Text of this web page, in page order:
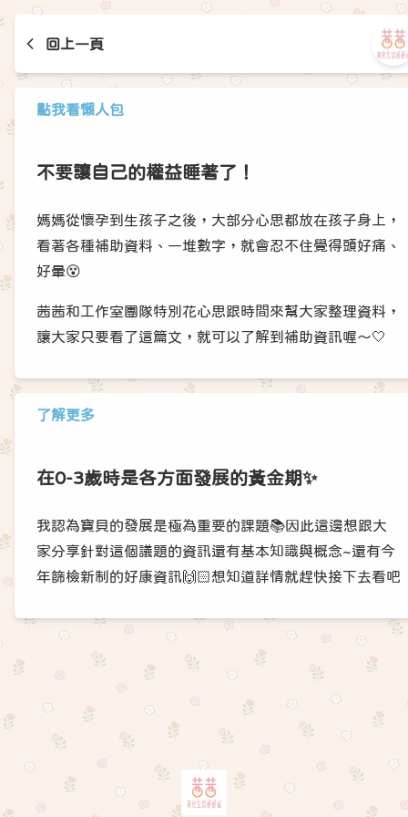
回上一頁
點我看懶人包
不要讓自己的權益睡著了！
媽媽從懷孕到生孩子之後，大部分心思都放在孩子身上，
看著各種補助資料、一堆數字，就會忍不住覺得頭好痛、
好暈😵
茜茜和工作室團隊特別花心思跟時間來幫大家整理資料，
讓大家只要看了這篇文，就可以了解到補助資訊喔～🤍
了解更多
在0-3歲時是各方面發展的黃金期✨
我認為寶貝的發展是極為重要的課題📚因此這邊想跟大
家分享針對這個議題的資訊還有基本知識與概念~還有今
年篩檢新制的好康資訊🙌🏻想知道詳情就趕快接下去看吧